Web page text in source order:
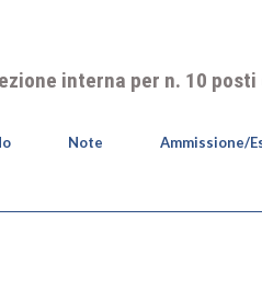
interna per n. 10
Note Ammissione/